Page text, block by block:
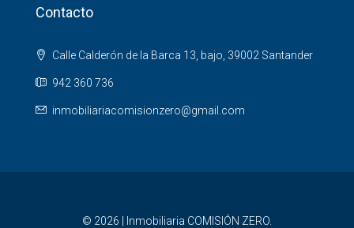
Contacto
Calle Calderón de la Barca 13, bajo, 39002 Santander
942 360 736
inmobiliariacomisionzero@gmail.com
© 2026 | Inmobiliaria COMISIÓN ZERO.